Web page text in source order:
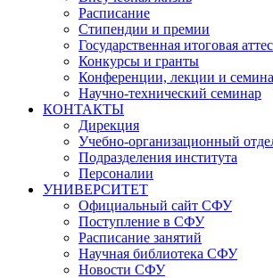
Расписание
Стипендии и премии
Государственная итоговая
Конкурсы и гранты
Конференции, лекции и
Научно-технический семинар
КОНТАКТЫ
Дирекция
Учебно-организационный
Подразделения института
Персоналии
УНИВЕРСИТЕТ
Официальный сайт СФУ
Поступление в СФУ
Расписание занятий
Научная библиотека СФУ
Новости СФУ